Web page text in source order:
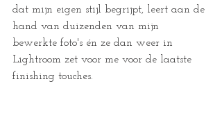
dat mijn eigen stijl begrijpt, leert aan de
hand van duizenden van mijn
bewerkte foto's én ze dan weer in
Lightroom zet voor me voor de laatste
finishing touches.